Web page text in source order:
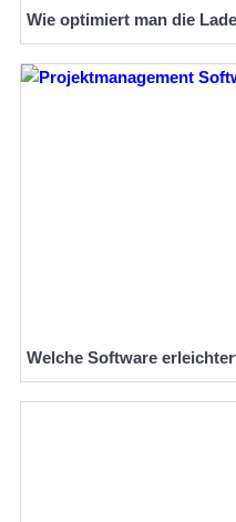
Wie optimiert man die
Welche Software